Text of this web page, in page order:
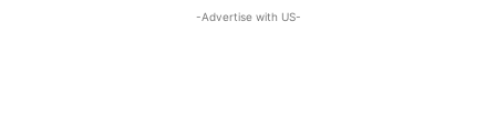
-Advertise with US-